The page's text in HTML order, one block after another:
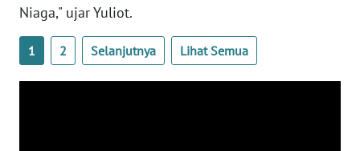
Niaga," ujar Yuliot.
1 2 Selanjutnya Lihat Semua
SERAMBI
WN